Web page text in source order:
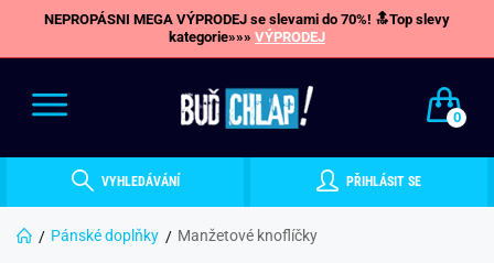
NEPROPÁSNI MEGA VÝPRODEJ se slevami do 70%! 🔝Top slevy
kategorie»»» VÝPRODEJ
0
VYHLEDÁVÁNÍ PŘIHLÁSIT SE
Pánské doplňky Manžetové knoflíčky